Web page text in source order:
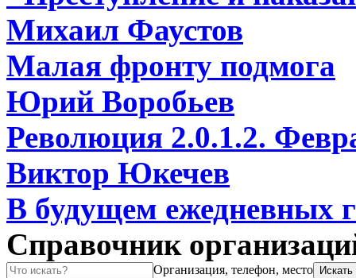
Михаил Фаустов
Малая фронту подмога
Юрий Воробьев
Революция 2.0.1.2.
Виктор Юкечев
В будущем ежедневных
Справочник
Организация, телефон, место